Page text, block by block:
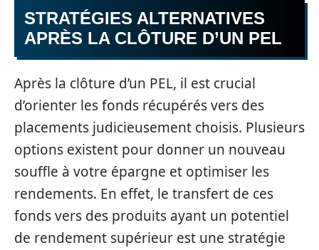
STRATÉGIES ALTERNATIVES
APRÈS LA CLÔTURE D’UN PEL
Après la clôture d’un PEL, il est crucial
d’orienter les fonds récupérés vers des
placements judicieusement choisis. Plusieurs
options existent pour donner un nouveau
souffle à votre épargne et optimiser les
rendements. En effet, le transfert de ces
fonds vers des produits ayant un potentiel
de rendement supérieur est une stratégie